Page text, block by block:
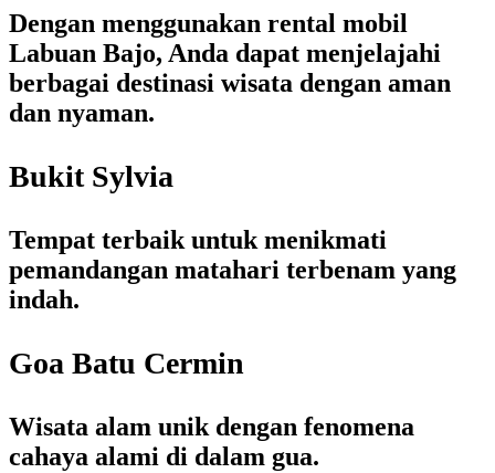
Dengan menggunakan rental mobil
Labuan Bajo, Anda dapat menjelajahi
berbagai destinasi wisata dengan aman
dan nyaman.
Bukit Sylvia
Tempat terbaik untuk menikmati
pemandangan matahari terbenam yang
indah.
Goa Batu Cermin
Wisata alam unik dengan fenomena
cahaya alami di dalam gua.